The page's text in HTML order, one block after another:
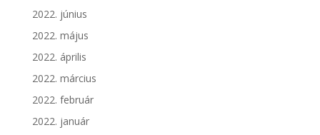
2022. június
2022. május
2022. április
2022. március
2022. február
2022. január